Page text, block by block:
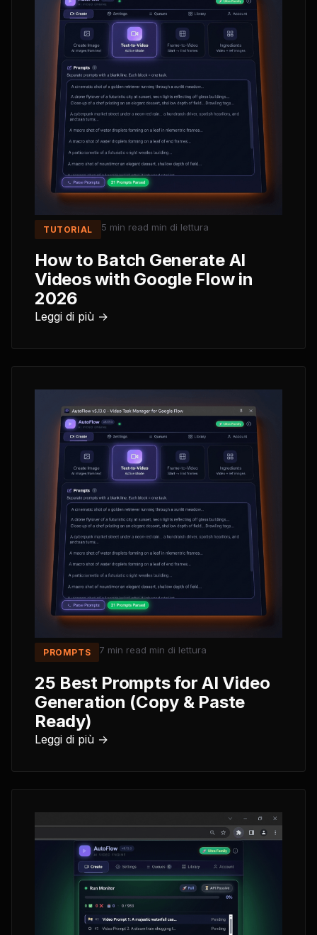
TUTORIAL 5 min read min di lettura
How to Batch Generate AI
Videos with Google Flow in
2026
Leggi di più →
PROMPTS 7 min read min di lettura
25 Best Prompts for AI Video
Generation (Copy & Paste
Ready)
Leggi di più →